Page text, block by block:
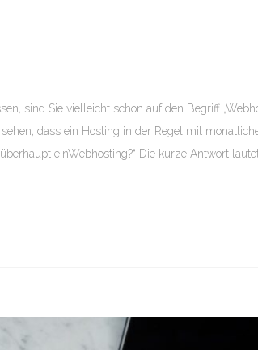
sind Sie vielleicht schon auf den Begriff
dass ein Hosting in der Regel mit
einWebhosting?“ Die kurze Antwort